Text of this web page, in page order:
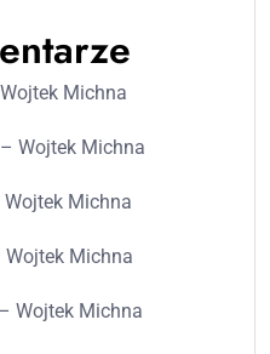
Michna
Wojtek Michna
Michna
Michna
Wojtek Michna